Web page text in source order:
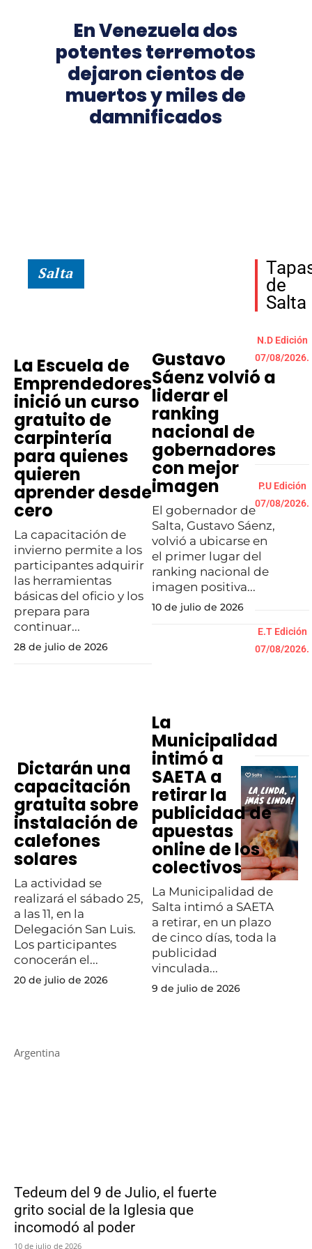
En Venezuela dos
potentes terremotos
dejaron cientos de
muertos y miles de
damnificados
Salta
La Escuela de
Emprendedores
inició un curso
gratuito de
carpintería
para quienes
quieren
aprender desde
cero
La capacitación de
invierno permite a los
participantes adquirir
las herramientas
básicas del oficio y los
prepara para
continuar...
28 de julio de 2026
Dictarán una
capacitación
gratuita sobre
instalación de
calefones
solares
La actividad se
realizará el sábado 25,
a las 11, en la
Delegación San Luis.
Los participantes
conocerán el...
20 de julio de 2026
Gustavo
Sáenz volvió a
liderar el
ranking
nacional de
gobernadores
con mejor
imagen
El gobernador de
Salta, Gustavo Sáenz,
volvió a ubicarse en
el primer lugar del
ranking nacional de
imagen positiva...
10 de julio de 2026
La
Municipalidad
intimó a
SAETA a
retirar la
publicidad de
apuestas
online de los
colectivos
La Municipalidad de
Salta intimó a SAETA
a retirar, en un plazo
de cinco días, toda la
publicidad
vinculada...
9 de julio de 2026
Argentina
Tedeum del 9 de Julio, el fuerte
grito social de la Iglesia que
incomodó al poder
10 de julio de 2026
de
Salta
N.D Edición
07/08/2026.
P.U Edición
07/08/2026.
E.T Edición
07/08/2026.